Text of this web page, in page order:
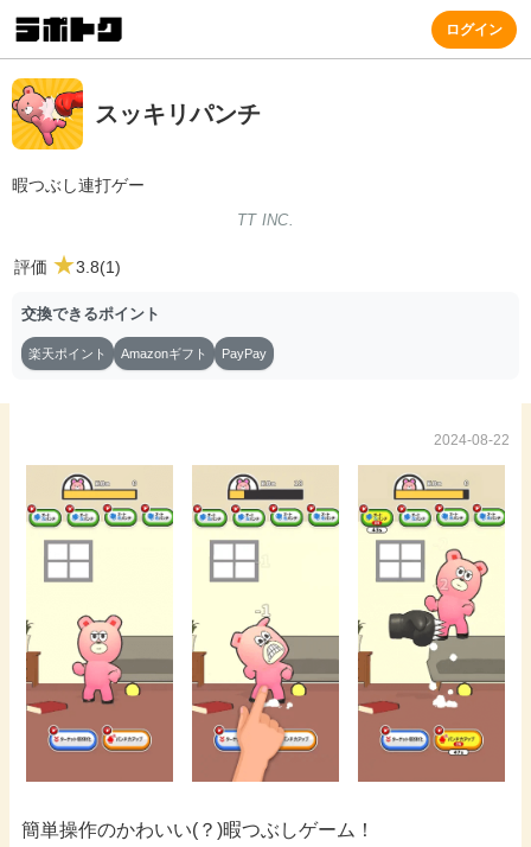
ログイン
スッキリパンチ
暇つぶし連打ゲー
TT INC.
評価 ★3.8(1)
交換できるポイント
楽天ポイント Amazonギフト PayPay
2024-08-22
簡単操作のかわいい(？)暇つぶしゲーム！